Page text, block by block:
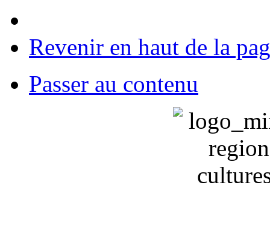
Revenir en haut de la
Passer au contenu